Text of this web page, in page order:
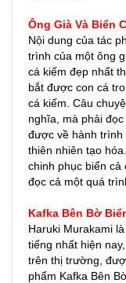
Ông Già Và Biển
Nội dung của tác
trình của một ông
cá kiếm đẹp nhất
bắt được con cá
cá kiếm. Câu
nghĩa, mà phải
được về hành
thiên nhiên tạo
chinh phục biển cả
đọc cả một quá
Kafka Bên Bờ
Haruki Murakami
tiếng nhất hiện
trên thị trường,
phẩm Kafka Bên